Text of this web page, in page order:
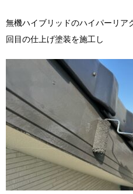
無機ハイブリッドのハイパーリア
回目の仕上げ塗装を施工し